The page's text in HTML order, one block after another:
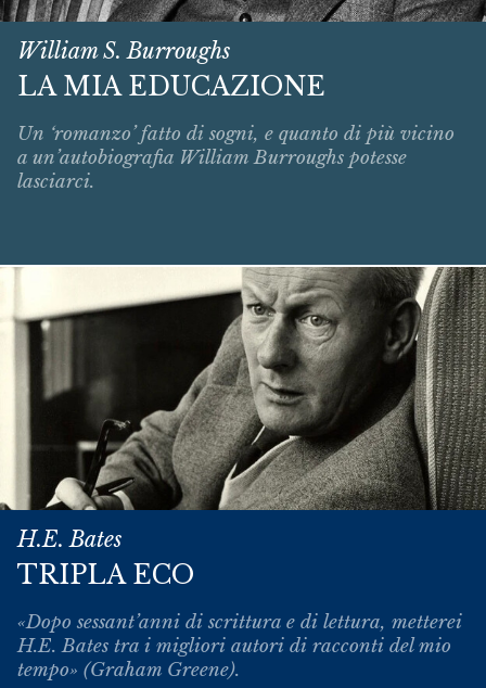
William S. Burroughs
LA MIA EDUCAZIONE
Un ‘romanzo’ fatto di sogni, e quanto di più vicino
a un’autobiografia William Burroughs potesse
lasciarci.
H.E. Bates
TRIPLA ECO
«Dopo sessant’anni di scrittura e di lettura, metterei
H.E. Bates tra i migliori autori di racconti del mio
tempo» (Graham Greene).